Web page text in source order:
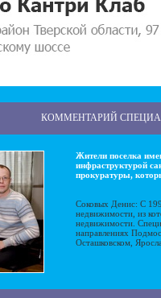
КОММЕНТАРИЙ
Жители поселка
инфраструктурой
прокуратуры,
Соковых Денис: С
недвижимости, из
недвижимости.
направлениях
Осташковском,